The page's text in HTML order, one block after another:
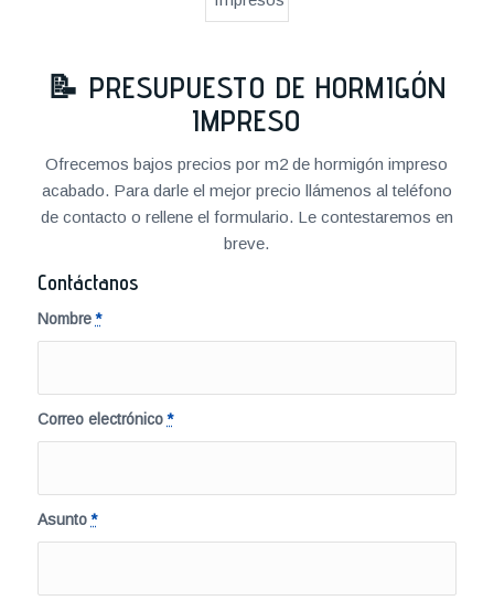
📝 PRESUPUESTO DE HORMIGÓN
IMPRESO
Ofrecemos bajos precios por m2 de hormigón impreso
acabado. Para darle el mejor precio llámenos al teléfono
de contacto o rellene el formulario. Le contestaremos en
breve.
Contáctanos
Nombre*
Correo electrónico*
Asunto*